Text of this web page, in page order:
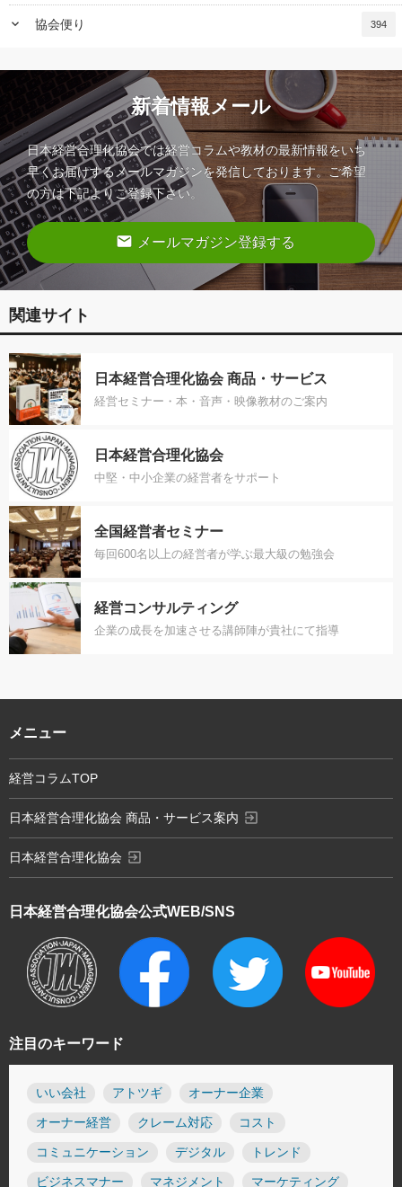
keyboard_arrow_down 協会便り 394
新着情報メール
日本経営合理化協会では経営コラムや教材の最新情報をいち
早くお届けするメールマガジンを発信しております。ご希望
の方は下記よりご登録下さい。
email メールマガジン登録する
関連サイト
日本経営合理化協会 商品・サービス
経営セミナー・本・音声・映像教材のご案内
日本経営合理化協会
中堅・中小企業の経営者をサポート
全国経営者セミナー
毎回600名以上の経営者が学ぶ最大級の勉強会
経営コンサルティング
企業の成長を加速させる講師陣が貴社にて指導
注目のキーワード
いい会社 アトツギ オーナー企業
オーナー経営 クレーム対応 コスト
コミュニケーション デジタル トレンド
ビジネスマナー マネジメント マーケティング
日本経営合理化協会公式WEB/SNS
メニュー
経営コラムTOP
日本経営合理化協会 商品・サービス案内 exit_to_app
日本経営合理化協会 exit_to_app